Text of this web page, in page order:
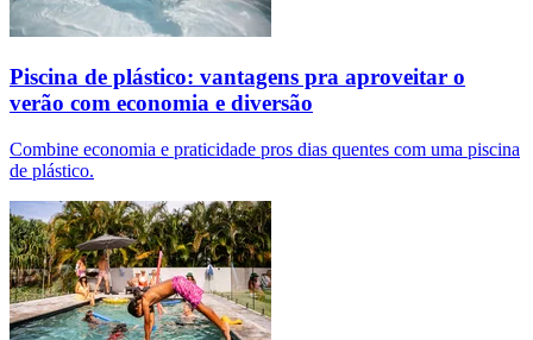
Piscina de plástico: vantagens pra aproveitar o
verão com economia e diversão
Combine economia e praticidade pros dias quentes com uma piscina
de plástico.